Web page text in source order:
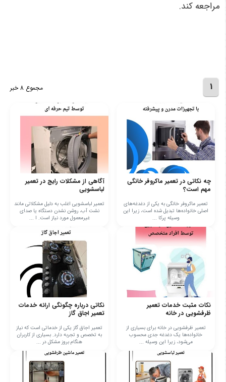
مراجعه کند.
1 مجموع 8 خبر
چه نکاتی در تعمیر ماکروفر خانگی
مهم است؟
تعمیر ماکروفر خانگی به یکی از دغدغه‌های
اصلی خانواده‌ها تبدیل شده است، زیرا این
وسیله پرکا ...
آگاهی از مشکلات رایج در تعمیر
لباسشویی
تعمیر لباسشویی اغلب به دلیل مشکلاتی مانند
نشت آب، روشن نشدن دستگاه یا صدای
غیرمعمول مورد نیاز است. ا ...
نکات مثبت خدمات تعمیر
ظرفشویی در خانه
تعمیر ظرفشویی در خانه برای بسیاری از
خانواده‌ها یک دغدغه جدی محسوب
می‌شود، زیرا این وسیله ...
نکاتی درباره چگونگی ارائه خدمات
تعمیر اجاق گاز
تعمیر اجاق گاز یکی از خدماتی است که نیاز
به تخصص و تجربه دارد. بسیاری از کاربران
هنگام بروز مشکل در ...